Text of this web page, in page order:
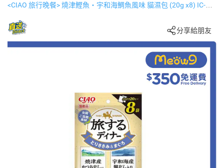
<CIAO 旅行晚餐> 燒津鰹魚‧宇和海鯛魚風味 貓濕包 (20g x8) IC-
分享給朋友